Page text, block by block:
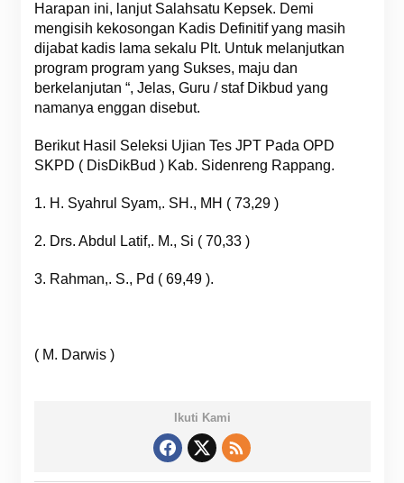
Harapan ini, lanjut Salahsatu Kepsek. Demi
mengisih kekosongan Kadis Definitif yang masih
dijabat kadis lama sekalu Plt. Untuk melanjutkan
program program yang Sukses, maju dan
berkelanjutan “, Jelas, Guru / staf Dikbud yang
namanya enggan disebut.
Berikut Hasil Seleksi Ujian Tes JPT Pada OPD
SKPD ( DisDikBud ) Kab. Sidenreng Rappang.
1. H. Syahrul Syam,. SH., MH ( 73,29 )
2. Drs. Abdul Latif,. M., Si ( 70,33 )
3. Rahman,. S., Pd ( 69,49 ).
( M. Darwis )
Ikuti Kami